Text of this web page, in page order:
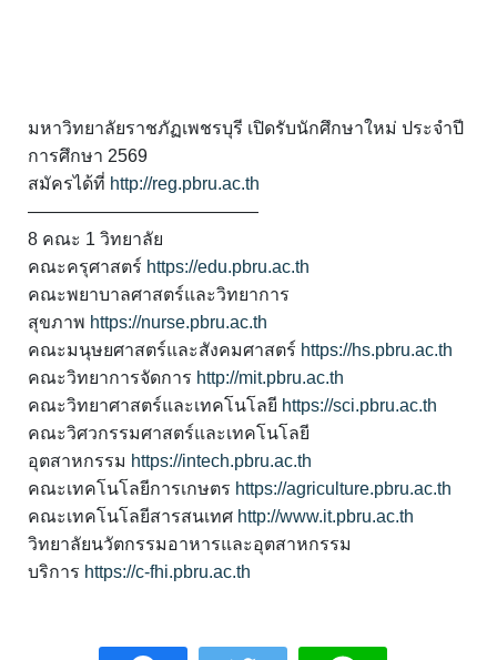
มหาวิทยาลัยราชภัฏเพชรบุรี เปิดรับนักศึกษาใหม่ ประจำปี
การศึกษา 2569
สมัครได้ที่ http://reg.pbru.ac.th
—————————————
8 คณะ 1 วิทยาลัย
คณะครุศาสตร์ https://edu.pbru.ac.th
คณะพยาบาลศาสตร์และวิทยาการ
สุขภาพ https://nurse.pbru.ac.th
คณะมนุษยศาสตร์และสังคมศาสตร์ https://hs.pbru.ac.th
คณะวิทยาการจัดการ http://mit.pbru.ac.th
คณะวิทยาศาสตร์และเทคโนโลยี https://sci.pbru.ac.th
คณะวิศวกรรมศาสตร์และเทคโนโลยี
อุตสาหกรรม https://intech.pbru.ac.th
คณะเทคโนโลยีการเกษตร https://agriculture.pbru.ac.th
คณะเทคโนโลยีสารสนเทศ http://www.it.pbru.ac.th
วิทยาลัยนวัตกรรมอาหารและอุตสาหกรรม
บริการ https://c-fhi.pbru.ac.th